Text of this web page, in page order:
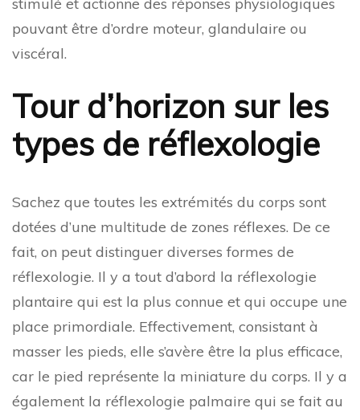
pouvant être d’ordre moteur, glandulaire ou
viscéral.
Tour d’horizon sur les
types de réflexologie
Sachez que toutes les extrémités du corps sont
dotées d’une multitude de zones réflexes. De ce
fait, on peut distinguer diverses formes de
réflexologie. Il y a tout d’abord la réflexologie
plantaire qui est la plus connue et qui occupe une
place primordiale. Effectivement, consistant à
masser les pieds, elle s’avère être la plus efficace,
car le pied représente la miniature du corps. Il y a
également la réflexologie palmaire qui se fait au